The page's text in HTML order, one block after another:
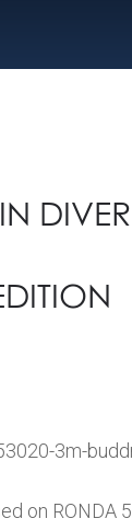
DIVER
3m-
on RONDA